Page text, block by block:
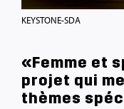
KEYSTONE-SDA
«Femme et
projet qui
thèmes